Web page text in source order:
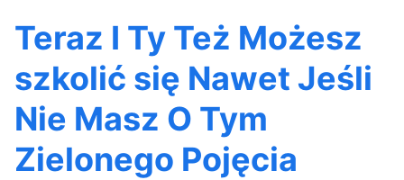
Teraz I Ty Też Możesz
szkolić się Nawet Jeśli
Nie Masz O Tym
Zielonego Pojęcia